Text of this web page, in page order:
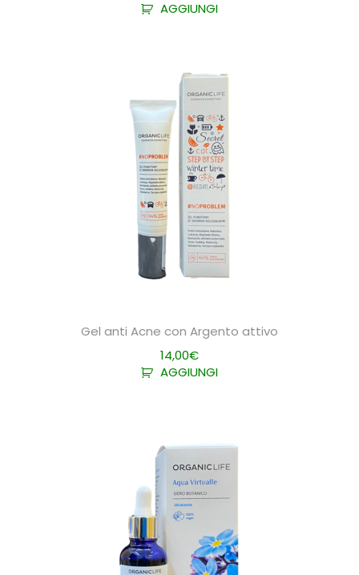
AGGIUNGI
Gel anti Acne con Argento attivo
14,00€
AGGIUNGI